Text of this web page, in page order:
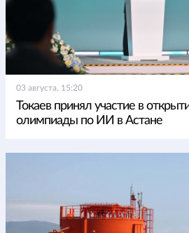
03 августа, 15:20
Токаев принял участие в
олимпиады по ИИ в Астане